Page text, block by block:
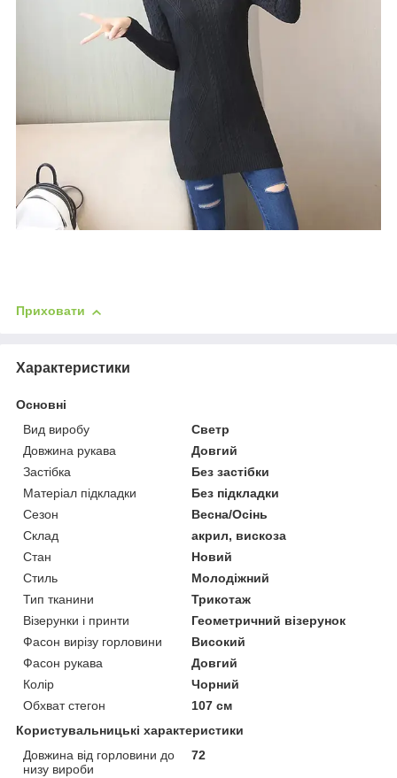
Приховати
Характеристики
Основні
Вид виробу
Светр
Довжина рукава
Довгий
Застібка
Без застібки
Матеріал підкладки
Без підкладки
Сезон
Весна/Осінь
Склад
акрил, вискоза
Стан
Новий
Стиль
Молодіжний
Тип тканини
Трикотаж
Візерунки і принти
Геометричний візерунок
Фасон вирізу горловини
Високий
Фасон рукава
Довгий
Колір
Чорний
Обхват стегон
107 см
Користувальницькі характеристики
Довжина від горловини до
низу вироби
72